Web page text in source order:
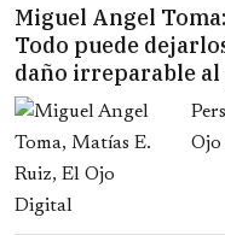
Miguel Angel
Todo puede
daño irreparable al
Ojo